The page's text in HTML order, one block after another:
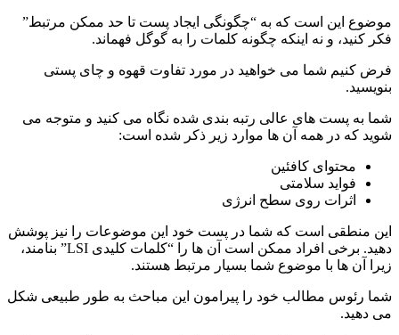
موضوع این است که به “چگونگی ایجاد پست تا حد ممکن مرتبط”
فکر کنید، و نه اینکه چگونه کلمات را به گوگل فهماند.
فرض کنیم شما می خواهید در مورد تفاوت قهوه و چای پستی
بنویسید.
شما به پست های عالی رتبه بندی شده نگاه می کنید و متوجه می
شوید که در همه آن ها موارد زیر ذکر شده است:
محتوای کافئین
فواید سلامتی
اثرات روی سطح انرژی
این منطقی است که شما در پست خود این موضوعات را نیز پوشش
دهید. برخی افراد ممکن است آن ها را “کلمات کلیدی LSI” بنامند،
زیرا آن ها با موضوع شما بسیار مرتبط هستند.
شما رئوس مطالب خود را پیرامون این مباحث به طور طبیعی شکل
می دهید.